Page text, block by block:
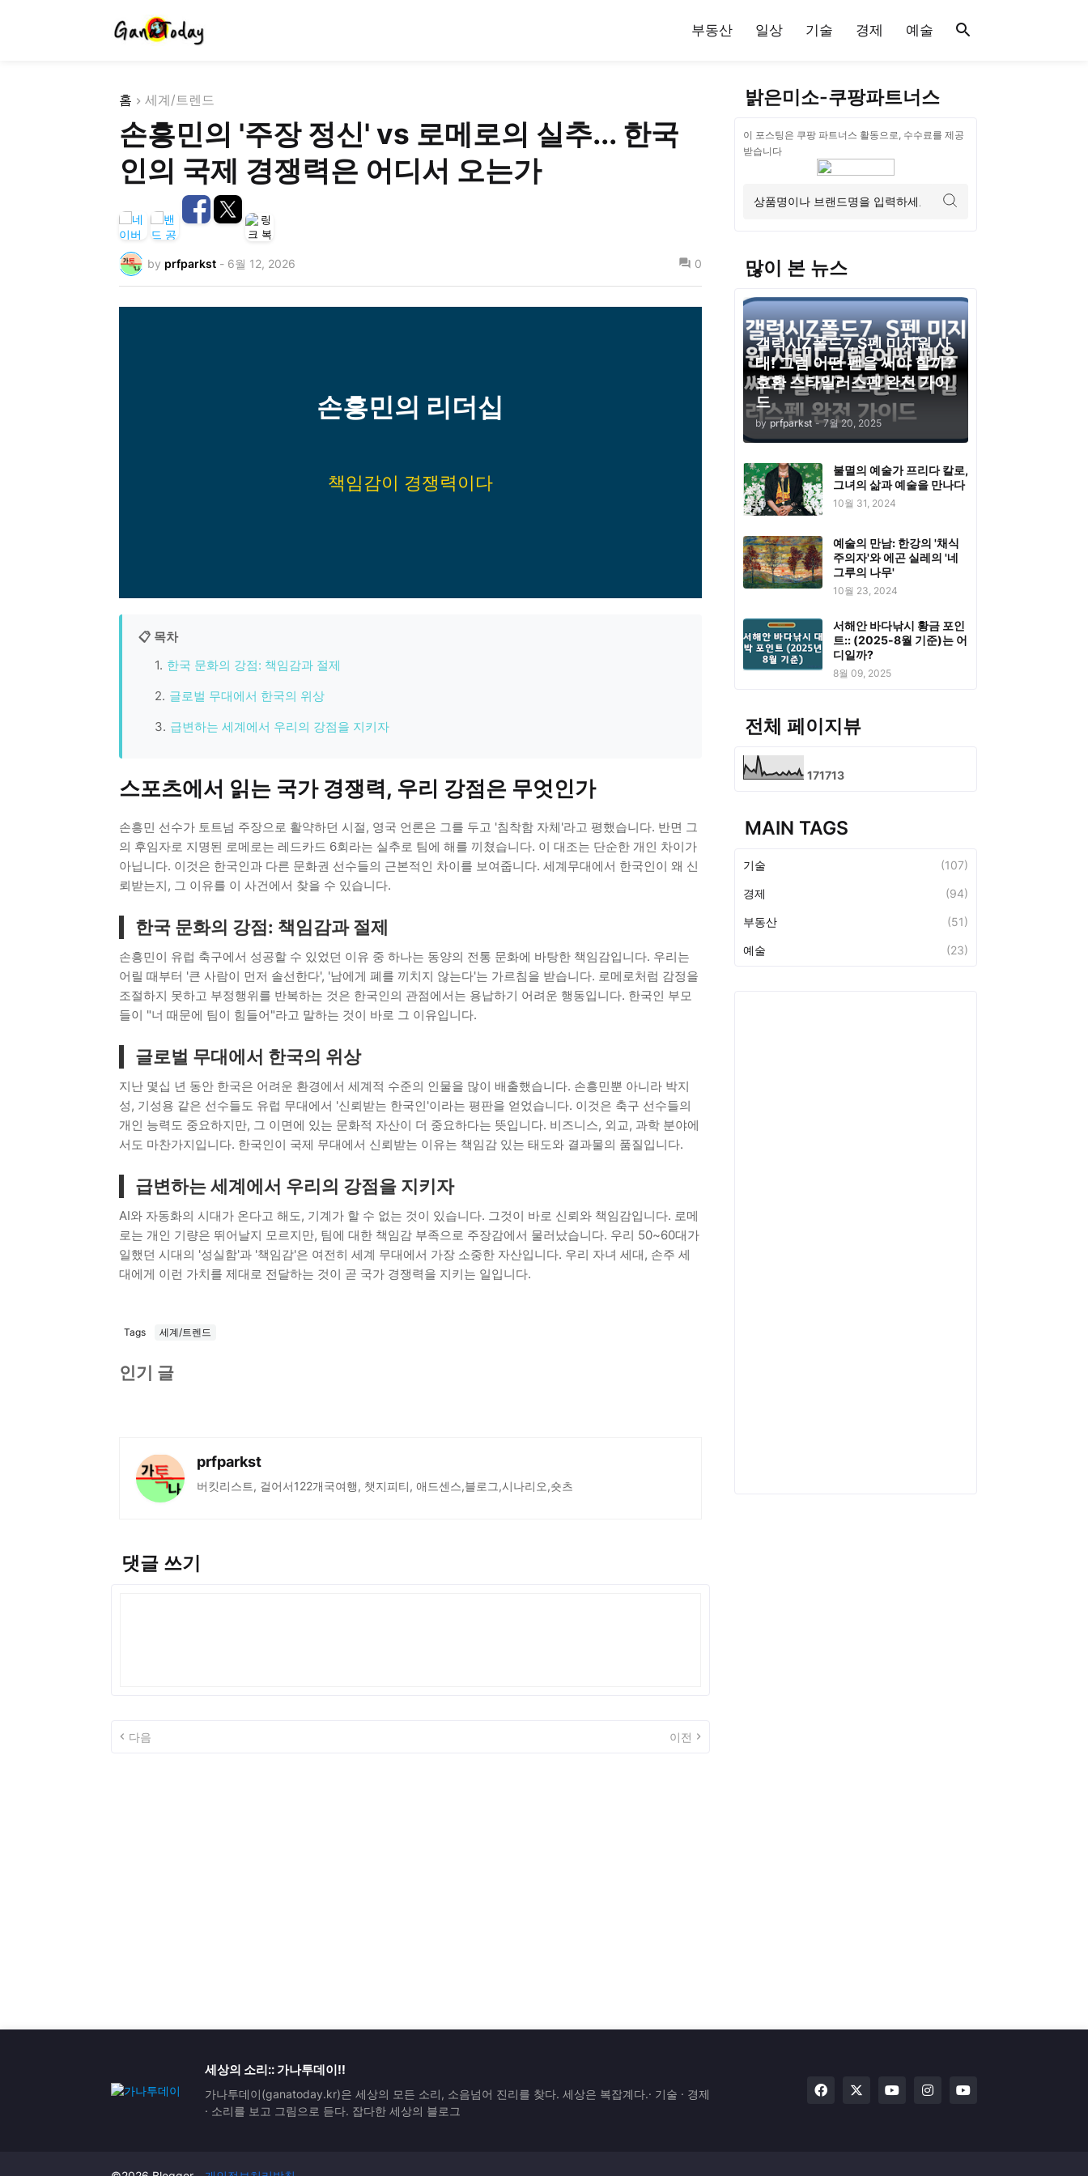
부동산 일상 기술 경제 예술
홈 세계/트렌드
손흥민의 '주장 정신' vs 로메로의 실추... 한국
인의 국제 경쟁력은 어디서 오는가
by prfparkst - 6월 12, 2026 0
손흥민의 리더십
책임감이 경쟁력이다
📋 목차
한국 문화의 강점: 책임감과 절제
글로벌 무대에서 한국의 위상
급변하는 세계에서 우리의 강점을 지키자
스포츠에서 읽는 국가 경쟁력, 우리 강점은 무엇인가
손흥민 선수가 토트넘 주장으로 활약하던 시절, 영국 언론은 그를 두고 '침착함 자체'라고 평했습니다. 반면 그
의 후임자로 지명된 로메로는 레드카드 6회라는 실추로 팀에 해를 끼쳤습니다. 이 대조는 단순한 개인 차이가
아닙니다. 이것은 한국인과 다른 문화권 선수들의 근본적인 차이를 보여줍니다. 세계무대에서 한국인이 왜 신
뢰받는지, 그 이유를 이 사건에서 찾을 수 있습니다.
한국 문화의 강점: 책임감과 절제
손흥민이 유럽 축구에서 성공할 수 있었던 이유 중 하나는 동양의 전통 문화에 바탕한 책임감입니다. 우리는
어릴 때부터 '큰 사람이 먼저 솔선한다', '남에게 폐를 끼치지 않는다'는 가르침을 받습니다. 로메로처럼 감정을
조절하지 못하고 부정행위를 반복하는 것은 한국인의 관점에서는 용납하기 어려운 행동입니다. 한국인 부모
들이 "너 때문에 팀이 힘들어"라고 말하는 것이 바로 그 이유입니다.
글로벌 무대에서 한국의 위상
지난 몇십 년 동안 한국은 어려운 환경에서 세계적 수준의 인물을 많이 배출했습니다. 손흥민뿐 아니라 박지
성, 기성용 같은 선수들도 유럽 무대에서 '신뢰받는 한국인'이라는 평판을 얻었습니다. 이것은 축구 선수들의
개인 능력도 중요하지만, 그 이면에 있는 문화적 자산이 더 중요하다는 뜻입니다. 비즈니스, 외교, 과학 분야에
서도 마찬가지입니다. 한국인이 국제 무대에서 신뢰받는 이유는 책임감 있는 태도와 결과물의 품질입니다.
급변하는 세계에서 우리의 강점을 지키자
AI와 자동화의 시대가 온다고 해도, 기계가 할 수 없는 것이 있습니다. 그것이 바로 신뢰와 책임감입니다. 로메
로는 개인 기량은 뛰어날지 모르지만, 팀에 대한 책임감 부족으로 주장감에서 물러났습니다. 우리 50~60대가
일했던 시대의 '성실함'과 '책임감'은 여전히 세계 무대에서 가장 소중한 자산입니다. 우리 자녀 세대, 손주 세
대에게 이런 가치를 제대로 전달하는 것이 곧 국가 경쟁력을 지키는 일입니다.
Tags 세계/트렌드
인기 글
prfparkst
버킷리스트, 걸어서122개국여행, 챗지피티, 애드센스,블로그,시나리오,숏츠
댓글 쓰기
다음 이전
밝은미소-쿠팡파트너스
이 포스팅은 쿠팡 파트너스 활동으로, 수수료를 제공
받습니다
많이 본 뉴스
갤럭시Z폴드7, S펜 미지원 사
태! 그럼 어떤 펜을 써야 할까?
호환 스타일러스펜 완전 가이
드
by prfparkst - 7월 20, 2025
불멸의 예술가 프리다 칼로,
그녀의 삶과 예술을 만나다
10월 31, 2024
예술의 만남: 한강의 '채식
주의자'와 에곤 실레의 '네
그루의 나무'
10월 23, 2024
서해안 바다낚시 황금 포인
트:: (2025-8월 기준)는 어
디일까?
8월 09, 2025
전체 페이지뷰
171713
MAIN TAGS
기술 (107)
경제 (94)
부동산 (51)
예술 (23)
세상의 소리:: 가나투데이!!
가나투데이(ganatoday.kr)은 세상의 모든 소리, 소음넘어 진리를 찾다. 세상은 복잡계다.· 기술 · 경제
· 소리를 보고 그림으로 듣다. 잡다한 세상의 블로그